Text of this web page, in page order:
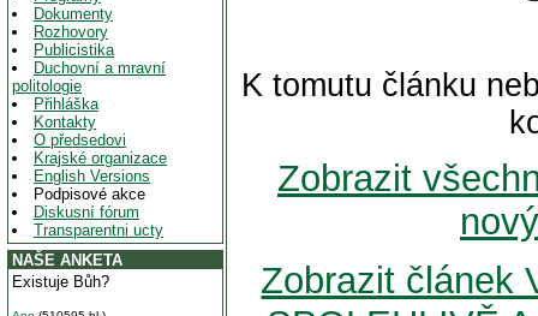
Dokumenty
Rozhovory
Publicistika
Duchovní a mravní
politologie
Přihláška
Kontakty
O předsedovi
Krajské organizace
English Versions
Podpisové akce
Diskusní fórum
Transparentni ucty
NAŠE ANKETA
Existuje Bůh?
K tomutu článku
Zobrazit
Zobrazit článek